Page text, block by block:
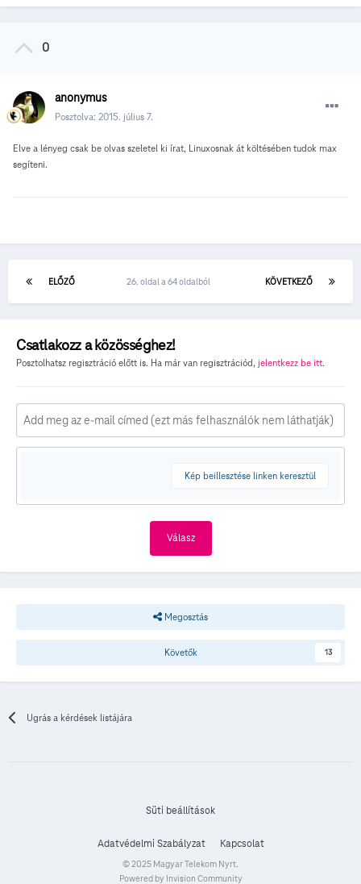
0
anonymus
Posztolva: 2015. július 7.
Elve a lényeg csak be olvas szeletel ki írat, Linuxosnak át költésében tudok max
segíteni.
ELŐZŐ KÖVETKEZŐ
26. oldal a 64 oldalból
Csatlakozz a közösséghez!
Posztolhatsz regisztráció előtt is. Ha már van regisztrációd, jelentkezz be itt.
Kép beillesztése linken keresztül
Válasz
Megosztás
Követők 13
Ugrás a kérdések listájára
Süti beállítások
Adatvédelmi Szabályzat Kapcsolat
© 2025 Magyar Telekom Nyrt.
Powered by Invision Community